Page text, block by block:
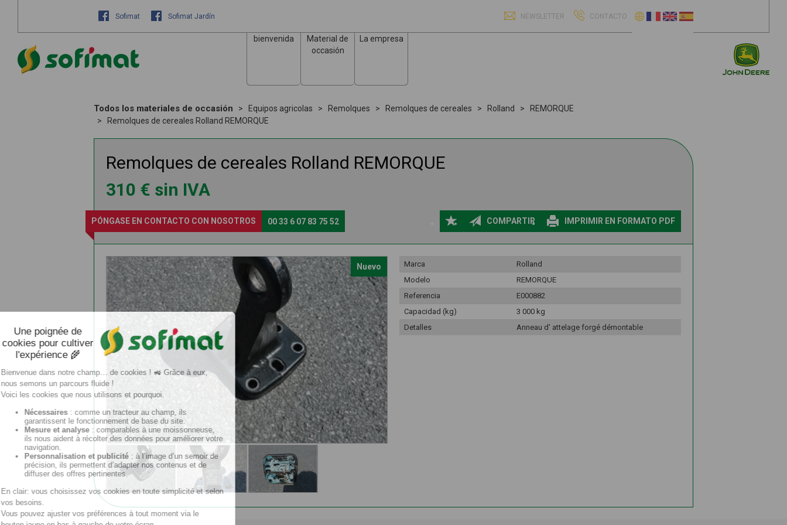
Sofimat Sofimat Jardín NEWSLETTER CONTACTO
bienvenida
Material de
occasión
La empresa
Todos los materiales de occasión Equipos agricolas Remolques Remolques de cereales Rolland
REMORQUE
Remolques de cereales Rolland REMORQUE
Remolques de cereales Rolland REMORQUE
310 € sin IVA
PÓNGASE EN CONTACTO CON NOSOTROS 00 33 6 07 83 75 52 COMPARTIR IMPRIMIR EN FORMATO PDF
Nuevo Marca
Rolland
Modelo
REMORQUE
Referencia
E000882
Capacidad (kg)
3 000 kg
Detalles
Anneau d' attelage forgé démontable